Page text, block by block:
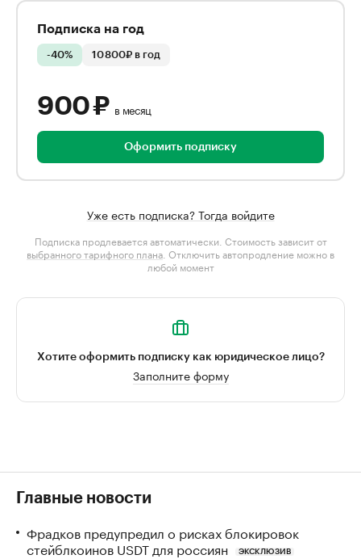
Подписка на год
-40% 10 800₽ в год
900 ₽ в месяц
Оформить подписку
Уже есть подписка? Тогда войдите
Подписка продлевается автоматически. Стоимость зависит от
выбранного тарифного плана . Отключить автопродление можно в
любой момент
Хотите оформить подписку как юридическое лицо?
Заполните форму
Главные новости
Фрадков предупредил о рисках блокировок
стейблкоинов USDT для россиян
ЭКСКЛЮЗИВ